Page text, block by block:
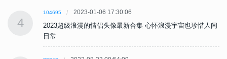
4
104695 2023-01-06 17:30:06
2023超级浪漫的情侣头像最新合集 心怀浪漫宇宙也珍惜人间
日常